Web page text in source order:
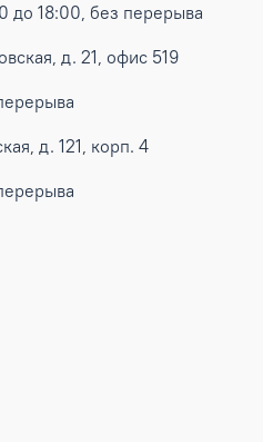
до 18:00, без перерыва
д. 21, офис 519
д. 121, корп. 4